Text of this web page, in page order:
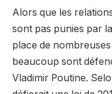
Alors que les
sont pas punies par
place de
beaucoup sont
Vladimir Poutine.